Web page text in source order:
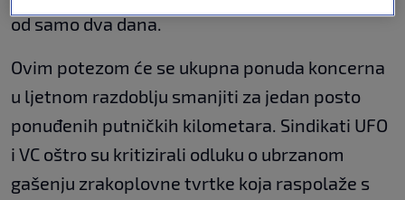
od samo dva dana.
Ovim potezom će se ukupna ponuda koncerna
u ljetnom razdoblju smanjiti za jedan posto
ponuđenih putničkih kilometara. Sindikati UFO
i VC oštro su kritizirali odluku o ubrzanom
gašenju zrakoplovne tvrtke koja raspolaže s